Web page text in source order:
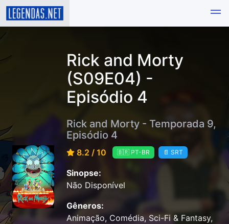
Rick and Morty
(S09E04) -
Episódio 4
Rick and Morty - Temporada 9,
Episódio 4
8.2 / 10 🇧🇷 PT-BR 📄 SRT
Sinopse:
Não Disponível
Gêneros:
Animação, Comédia, Sci-Fi & Fantasy,